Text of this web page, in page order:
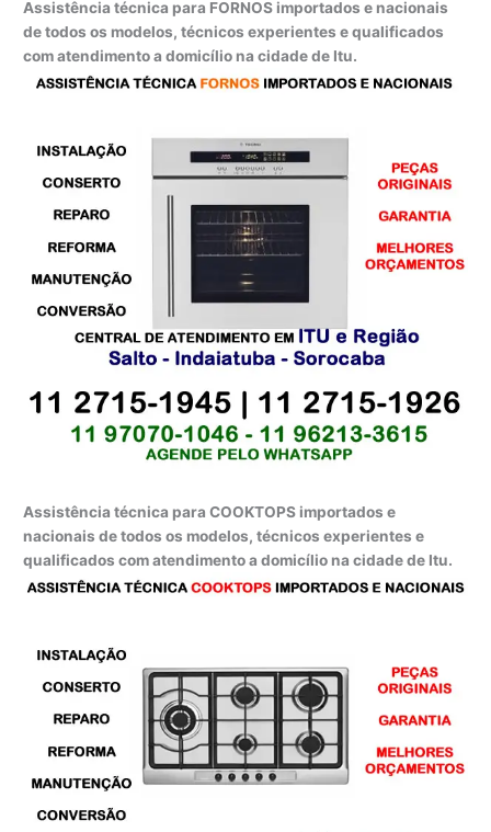
Assistência técnica para FORNOS importados e nacionais
de todos os modelos, técnicos experientes e qualificados
com atendimento a domicílio na cidade de Itu.
Assistência técnica para COOKTOPS importados e
nacionais de todos os modelos, técnicos experientes e
qualificados com atendimento a domicílio na cidade de Itu.